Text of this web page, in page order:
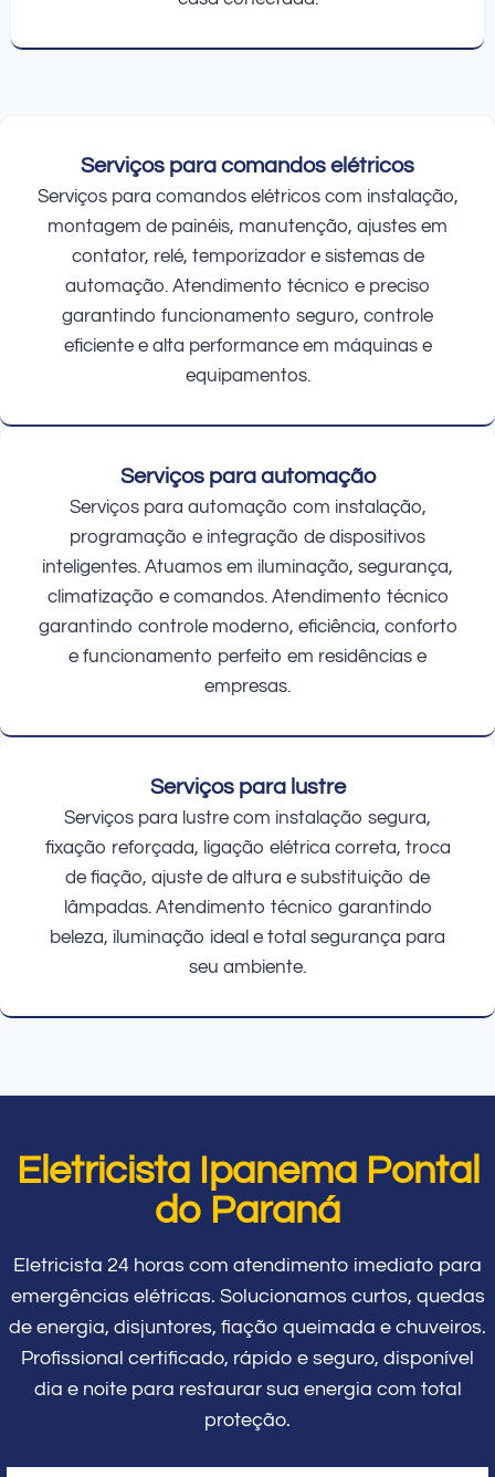
Serviços para comandos elétricos
Serviços para comandos elétricos com instalação,
montagem de painéis, manutenção, ajustes em
contator, relé, temporizador e sistemas de
automação. Atendimento técnico e preciso
garantindo funcionamento seguro, controle
eficiente e alta performance em máquinas e
equipamentos.
Serviços para automação
Serviços para automação com instalação,
programação e integração de dispositivos
inteligentes. Atuamos em iluminação, segurança,
climatização e comandos. Atendimento técnico
garantindo controle moderno, eficiência, conforto
e funcionamento perfeito em residências e
empresas.
Serviços para lustre
Serviços para lustre com instalação segura,
fixação reforçada, ligação elétrica correta, troca
de fiação, ajuste de altura e substituição de
lâmpadas. Atendimento técnico garantindo
beleza, iluminação ideal e total segurança para
seu ambiente.
Eletricista Ipanema Pontal
do Paraná
Eletricista 24 horas com atendimento imediato para
emergências elétricas. Solucionamos curtos, quedas
de energia, disjuntores, fiação queimada e chuveiros.
Profissional certificado, rápido e seguro, disponível
dia e noite para restaurar sua energia com total
proteção.